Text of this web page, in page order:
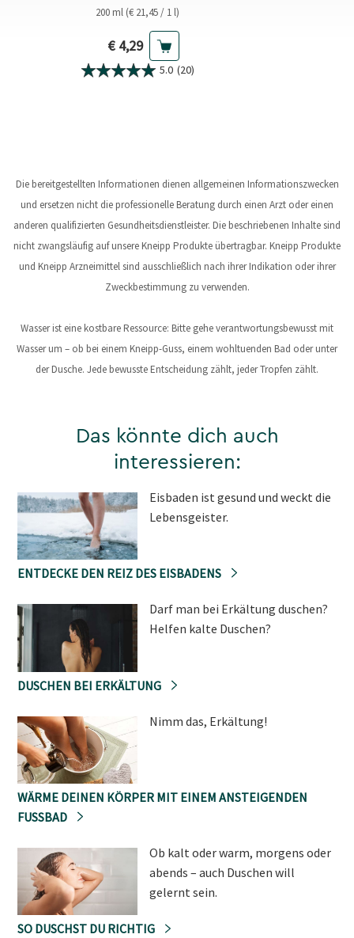
200 ml (€ 21,45 / 1 l)
Aktueller Preis
€ 4,29
5.0 (20)
Die bereitgestellten Informationen dienen allgemeinen Informationszwecken
und ersetzen nicht die professionelle Beratung durch einen Arzt oder einen
anderen qualifizierten Gesundheitsdienstleister. Die beschriebenen Inhalte sind
nicht zwangsläufig auf unsere Kneipp Produkte übertragbar. Kneipp Produkte
und Kneipp Arzneimittel sind ausschließlich nach ihrer Indikation oder ihrer
Zweckbestimmung zu verwenden.
Wasser ist eine kostbare Ressource: Bitte gehe verantwortungsbewusst mit
Wasser um – ob bei einem Kneipp-Guss, einem wohltuenden Bad oder unter
der Dusche. Jede bewusste Entscheidung zählt, jeder Tropfen zählt.
Das könnte dich auch
interessieren:
Eisbaden ist gesund und weckt die
Lebensgeister.
ENTDECKE DEN REIZ DES EISBADENS
Darf man bei Erkältung duschen?
Helfen kalte Duschen?
DUSCHEN BEI ERKÄLTUNG
Nimm das, Erkältung!
WÄRME DEINEN KÖRPER MIT EINEM ANSTEIGENDEN
FUSSBAD
Ob kalt oder warm, morgens oder
abends – auch Duschen will
gelernt sein.
SO DUSCHST DU RICHTIG